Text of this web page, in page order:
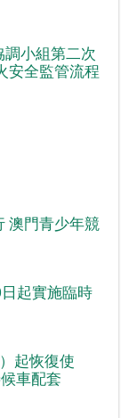
小組第二次
安全監管流程
澳門青少年競
起實施臨時
起恢復使
車配套